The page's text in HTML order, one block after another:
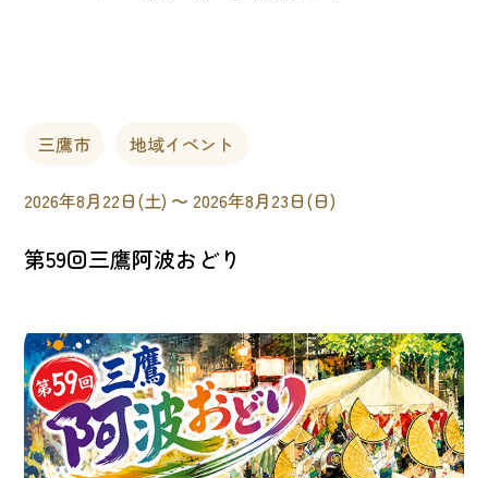
三鷹市 地域イベント
2026年8月22日(土) 〜 2026年8月23日(日)
第59回三鷹阿波おどり